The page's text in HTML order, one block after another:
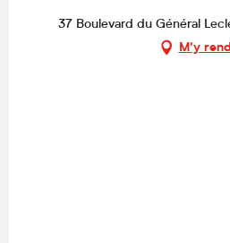
37 Boulevard du Général
M'y